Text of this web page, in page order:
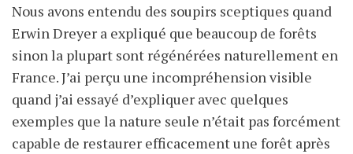
Nous avons entendu des soupirs sceptiques quand
Erwin Dreyer a expliqué que beaucoup de forêts
sinon la plupart sont régénérées naturellement en
France. J’ai perçu une incompréhension visible
quand j’ai essayé d’expliquer avec quelques
exemples que la nature seule n’était pas forcément
capable de restaurer efficacement une forêt après